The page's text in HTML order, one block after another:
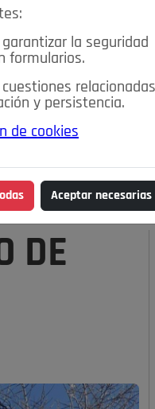
DE
la seguridad
formularios.
relacionadas
y persistencia.
de cookies
Aceptar necesarias